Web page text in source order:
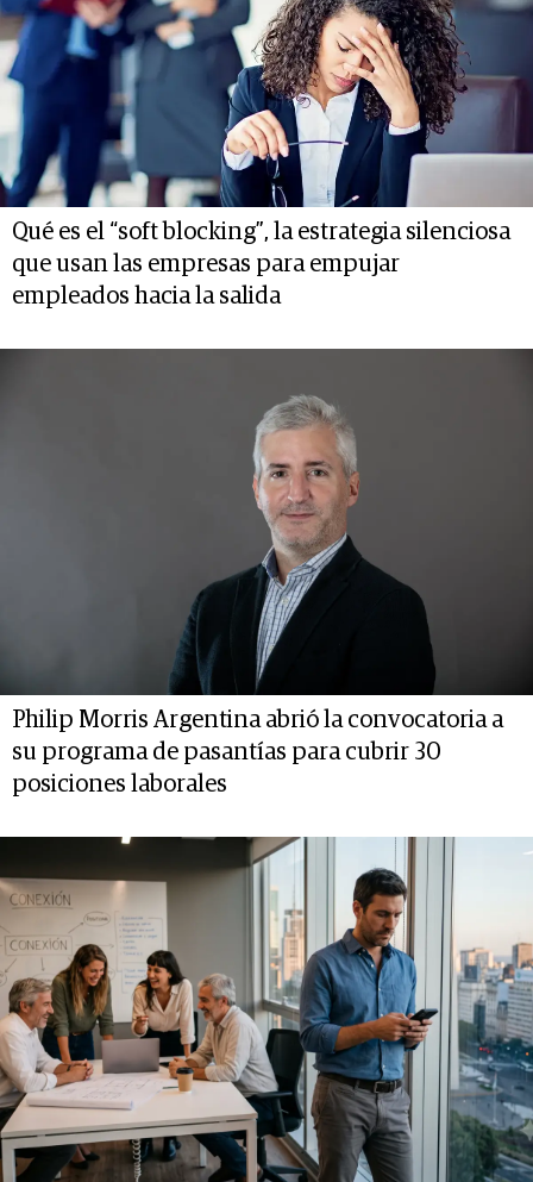
Qué es el “soft blocking”, la estrategia silenciosa
que usan las empresas para empujar
empleados hacia la salida
Philip Morris Argentina abrió la convocatoria a
su programa de pasantías para cubrir 30
posiciones laborales